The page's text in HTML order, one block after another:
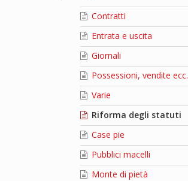
Contratti
Entrata e uscita
Giornali
Possessioni, vendite ecc.
Varie
Riforma degli statuti
Case pie
Pubblici macelli
Monte di pietà